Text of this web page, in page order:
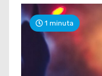
1 minuta